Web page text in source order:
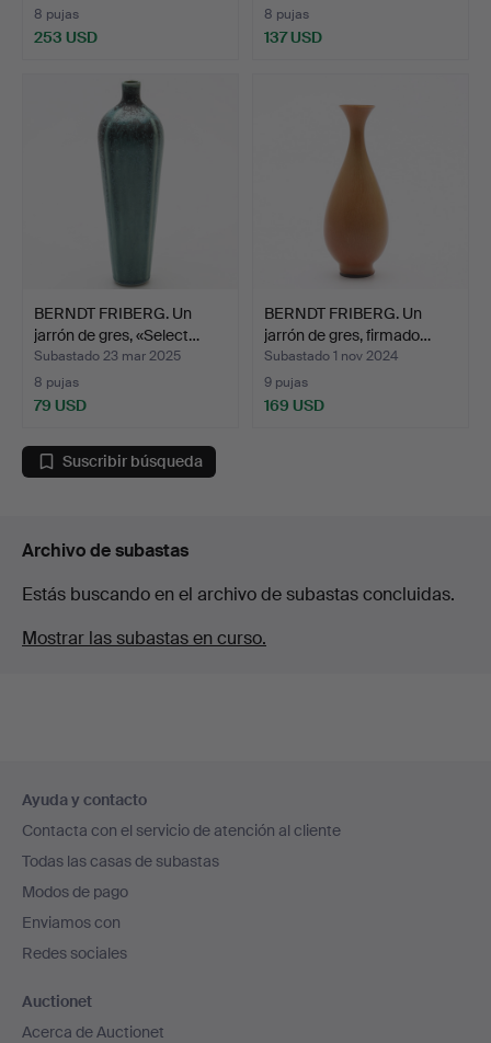
8 pujas
253 USD
8 pujas
137 USD
BERNDT FRIBERG. Un
jarrón de gres, «Select…
Subastado 23 mar 2025
8 pujas
79 USD
BERNDT FRIBERG. Un
jarrón de gres, firmado…
Subastado 1 nov 2024
9 pujas
169 USD
Suscribir búsqueda
Archivo de subastas
Estás buscando en el archivo de subastas concluidas.
Mostrar las subastas en curso.
en
el
pie
de
página
Ayuda y contacto
Contacta con el servicio de atención al cliente
Todas las casas de subastas
Modos de pago
Enviamos con
Redes sociales
Auctionet
Acerca de Auctionet